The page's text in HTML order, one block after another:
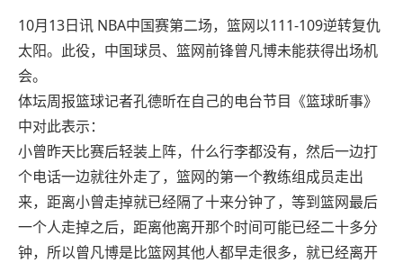
10月13日讯 NBA中国赛第二场，篮网以111-109逆转复仇
太阳。此役，中国球员、篮网前锋曾凡博未能获得出场机
会。
体坛周报篮球记者孔德昕在自己的电台节目《篮球昕事》
中对此表示：
小曾昨天比赛后轻装上阵，什么行李都没有，然后一边打
个电话一边就往外走了，篮网的第一个教练组成员走出
来，距离小曾走掉就已经隔了十来分钟了，等到篮网最后
一个人走掉之后，距离他离开那个时间可能已经二十多分
钟，所以曾凡博是比篮网其他人都早走很多，就已经离开